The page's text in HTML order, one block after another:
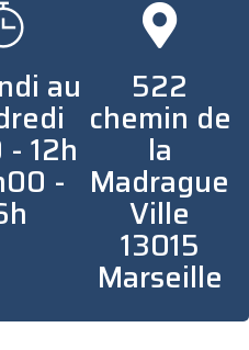
au
12h
-
522
chemin de
la
Madrague
Ville
13015
Marseille